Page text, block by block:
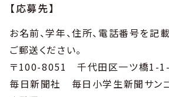
【応募先】
お名前、学年、住所、電話番号を記
ご郵送ください。
〒100-8051 千代田区一ツ橋1-
毎日新聞社 毎日小学生新聞サン